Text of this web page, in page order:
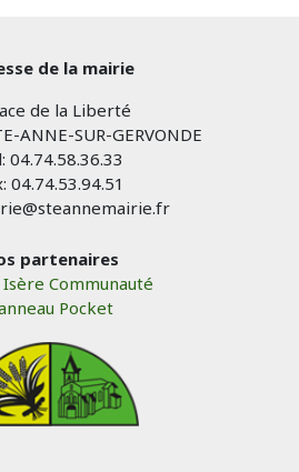
de la mairie
de la Liberté
ANNE-SUR-GERVONDE
04.74.58.36.33
04.74.53.94.51
partenaires
Communauté
Pocket